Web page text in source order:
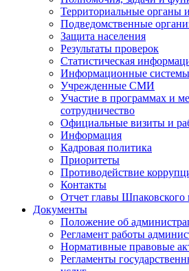
Территориальные органы
Подведомственные
Защита населения
Результаты проверок
Статистическая
Информационные системы
Учрежденные СМИ
Участие в программах и
сотрудничество
Официальные визиты и
Информация
Кадровая политика
Приоритеты
Противодействие
Контакты
Отчет главы Шпаковского
Документы
Положение об
Регламент работы
Нормативные правовые
Регламенты